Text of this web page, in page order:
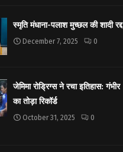
स्मृति मंधाना-पलाश मुच्छल की शादी रद्द
December 7, 2025 0
जेमिमा रोड्रिग्स ने रचा इतिहास: गंभीर
का तोड़ा रिकॉर्ड
October 31, 2025 0